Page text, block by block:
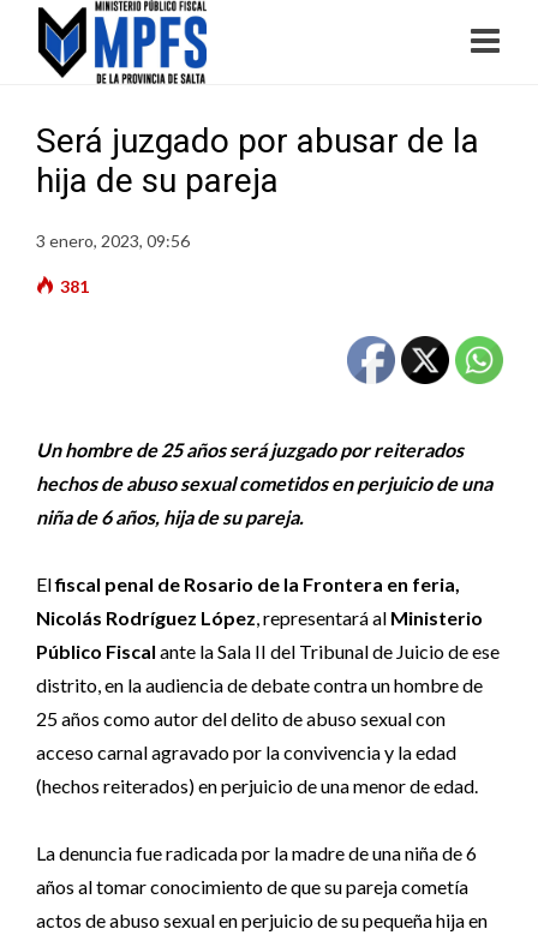
Será juzgado por abusar de la
hija de su pareja
3 enero, 2023, 09:56
381
Un hombre de 25 años será juzgado por reiterados
hechos de abuso sexual cometidos en perjuicio de una
niña de 6 años, hija de su pareja.
Elfiscal penal de Rosario de la Frontera en feria,
Nicolás Rodríguez López, representará al Ministerio
Público Fiscal ante la Sala II del Tribunal de Juicio de ese
distrito, en la audiencia de debate contra un hombre de
25 años como autor del delito de abuso sexual con
acceso carnal agravado por la convivencia y la edad
(hechos reiterados) en perjuicio de una menor de edad.
La denuncia fue radicada por la madre de una niña de 6
años al tomar conocimiento de que su pareja cometía
actos de abuso sexual en perjuicio de su pequeña hija en